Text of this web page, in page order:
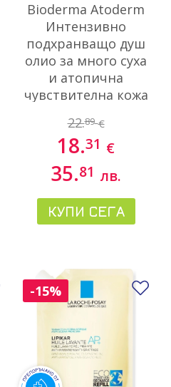
Bioderma Atoderm
Интензивно
подхранващо душ
олио за много суха
и атопична
чувствителна кожа
мл
22.89 €
18.31 €
35.81 лв.
КУПИ СЕГА
Добави в любими
-15%